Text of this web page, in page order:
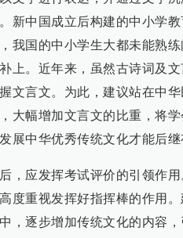
新中国成立后构建的中小学
我国的中小学生大都未能熟
上。近年来，虽然古诗词及
文言文。为此，建议站在中
大幅增加文言文的比重，将
展中华优秀传统文化才能后继
，应发挥考试评价的引领作
度重视发挥好指挥棒的作用
，逐步增加传统文化的内容